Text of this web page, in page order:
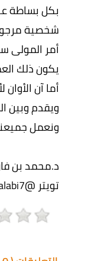
بكل بساطة
شخصية
أمر المولى
يكون ذلك
أما آن
ويقدم وبين
ونعمل
د.محمد بن
تويتر @halabi7